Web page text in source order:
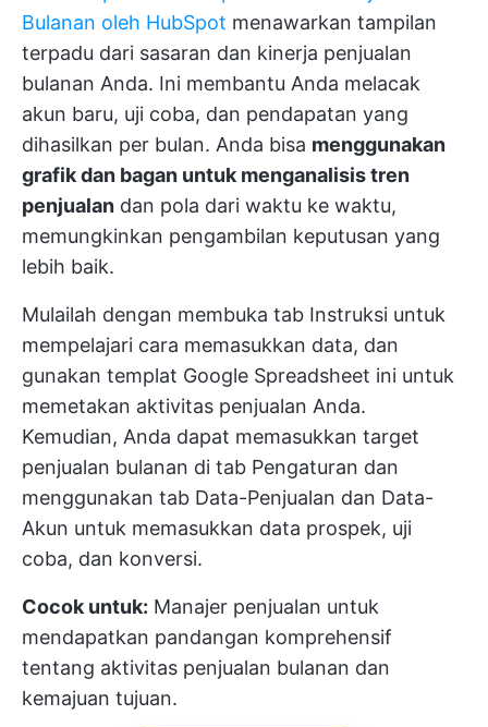
Bulanan oleh HubSpot menawarkan tampilan
terpadu dari sasaran dan kinerja penjualan
bulanan Anda. Ini membantu Anda melacak
akun baru, uji coba, dan pendapatan yang
dihasilkan per bulan. Anda bisa menggunakan
grafik dan bagan untuk menganalisis tren
penjualan dan pola dari waktu ke waktu,
memungkinkan pengambilan keputusan yang
lebih baik.
Mulailah dengan membuka tab Instruksi untuk
mempelajari cara memasukkan data, dan
gunakan templat Google Spreadsheet ini untuk
memetakan aktivitas penjualan Anda.
Kemudian, Anda dapat memasukkan target
penjualan bulanan di tab Pengaturan dan
menggunakan tab Data-Penjualan dan Data-
Akun untuk memasukkan data prospek, uji
coba, dan konversi.
Cocok untuk: Manajer penjualan untuk
mendapatkan pandangan komprehensif
tentang aktivitas penjualan bulanan dan
kemajuan tujuan.